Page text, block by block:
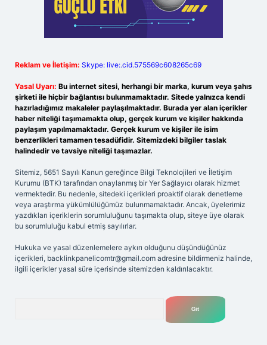
Reklam ve İletişim: Skype: live:.cid.575569c608265c69
Yasal Uyarı: Bu internet sitesi, herhangi bir marka, kurum veya şahıs
şirketi ile hiçbir bağlantısı bulunmamaktadır. Sitede yalnızca kendi
hazırladığımız makaleler paylaşılmaktadır. Burada yer alan içerikler
haber niteliği taşımamakta olup, gerçek kurum ve kişiler hakkında
paylaşım yapılmamaktadır. Gerçek kurum ve kişiler ile isim
benzerlikleri tamamen tesadüfidir. Sitemizdeki bilgiler taslak
halindedir ve tavsiye niteliği taşımazlar.
Sitemiz, 5651 Sayılı Kanun gereğince Bilgi Teknolojileri ve İletişim
Kurumu (BTK) tarafından onaylanmış bir Yer Sağlayıcı olarak hizmet
vermektedir. Bu nedenle, sitedeki içerikleri proaktif olarak denetleme
veya araştırma yükümlülüğümüz bulunmamaktadır. Ancak, üyelerimiz
yazdıkları içeriklerin sorumluluğunu taşımakta olup, siteye üye olarak
bu sorumluluğu kabul etmiş sayılırlar.
Hukuka ve yasal düzenlemelere aykırı olduğunu düşündüğünüz
içerikleri, backlinkpanelicomtr@gmail.com adresine bildirmeniz halinde,
ilgili içerikler yasal süre içerisinde sitemizden kaldırılacaktır.